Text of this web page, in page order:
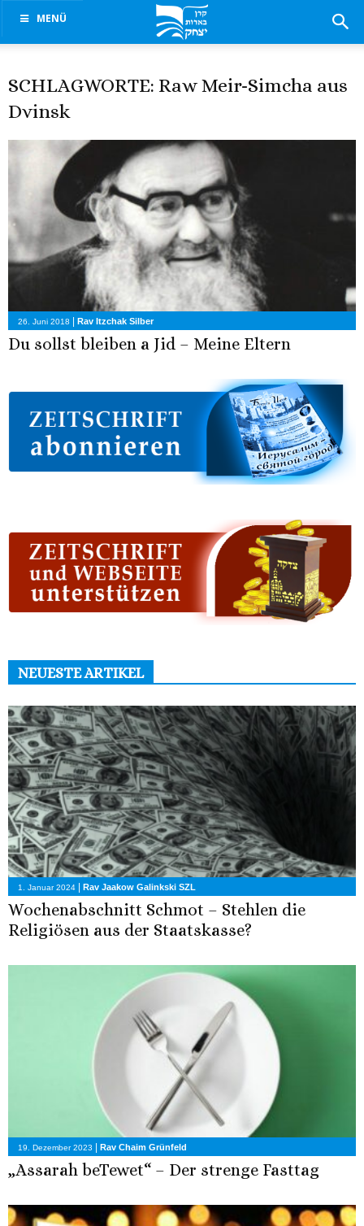
MENÜ
SCHLAGWORTE: Raw Meir-Simcha aus
Dvinsk
26. Juni 2018 Rav Itzchak Silber
Du sollst bleiben a Jid – Meine Eltern
NEUESTE ARTIKEL
1. Januar 2024 Rav Jaakow Galinkski SZL
Wochenabschnitt Schmot – Stehlen die
Religiösen aus der Staatskasse?
19. Dezember 2023 | Rav Chaim Grünfeld
„Assarah beTewet“ – Der strenge Fasttag